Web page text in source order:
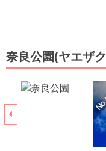
奈良公園(ヤエザ